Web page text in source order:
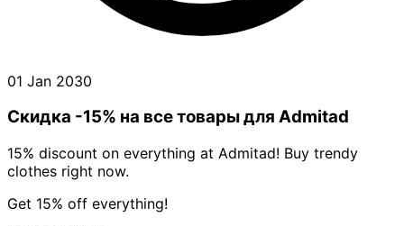
01 Jan 2030
Скидка -15% на все товары для Admitad
15% discount on everything at Admitad! Buy trendy
clothes right now.
Get 15% off everything!